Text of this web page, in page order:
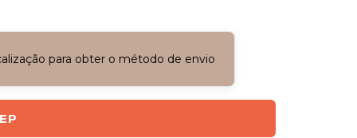
para obter o método de envio